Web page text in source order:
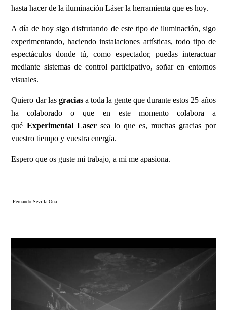
hasta hacer de la iluminación Láser la herramienta que es hoy.
A día de hoy sigo disfrutando de este tipo de iluminación, sigo
experimentando, haciendo instalaciones artísticas, todo tipo de
espectáculos donde tú, como espectador, puedas interactuar
mediante sistemas de control participativo, soñar en entornos
visuales.
Quiero dar las graciasa toda la gente que durante estos 25 años
ha colaborado o que en este momento colabora a
qué Experimental Lasersea lo que es, muchas gracias por
vuestro tiempo y vuestra energía.
Espero que os guste mi trabajo, a mi me apasiona.
Fernando Sevilla Ona.